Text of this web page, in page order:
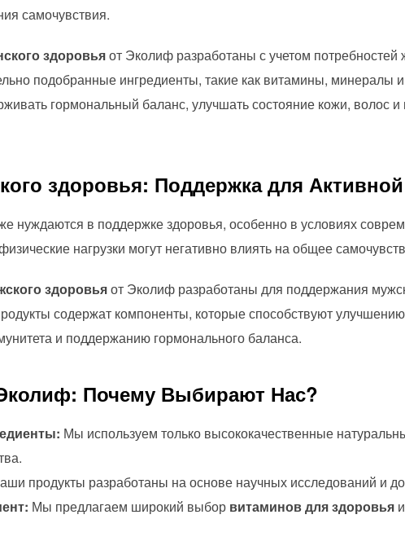
самочувствия.
здоровьяот Эколиф разработаны с учетом
подобранные ингредиенты, такие как витамины, минералы и
гормональный баланс, улучшать состояние кожи, волос
здоровья: Поддержка для
нуждаются в поддержке здоровья, особенно в условиях
нагрузки могут негативно влиять на общее
здоровьяот Эколиф разработаны для поддержания
содержат компоненты, которые способствуют
и поддержанию гормонального баланса.
Почему Выбирают Нас?
Мы используем только высококачественные
продукты разработаны на основе научных исследований и
Мы предлагаем широкий выбор витаминов для здоровья и